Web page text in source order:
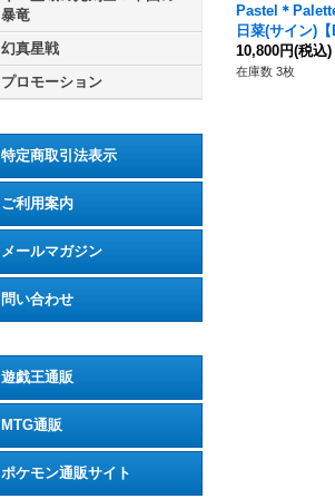
暴竜
幻真星戦
プロモーション
特定商取引法表示
ご利用案内
メールマガジン
問い合わせ
遊戯王通販
MTG通販
ポケモン通販サイト
Pastel＊
日菜(サイン)
Z-BT02/
他》
10,800円(税込)
在庫数 3枚